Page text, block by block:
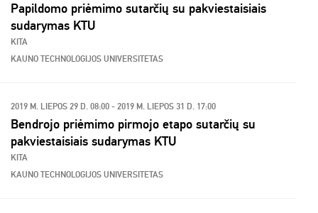
Papildomo priėmimo sutarčių su pakviestaisiais
sudarymas KTU
KITA
KAUNO TECHNOLOGIJOS UNIVERSITETAS
2019 M. LIEPOS 29 D. 08:00 - 2019 M. LIEPOS 31 D. 17:00
Bendrojo priėmimo pirmojo etapo sutarčių su
pakviestaisiais sudarymas KTU
KITA
KAUNO TECHNOLOGIJOS UNIVERSITETAS